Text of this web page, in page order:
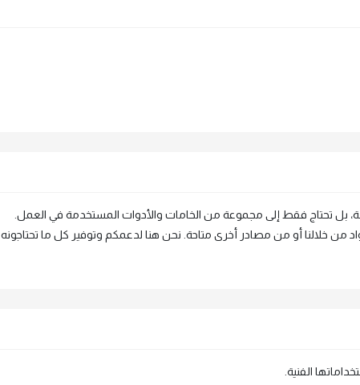
بل تحتاج فقط إلى مجموعة من الخامات والأدوات المستخدمة في العمل.
من خلالنا أو من مصادر أخرى متاحة. نحن هنا لدعمكم وتوفير كل ما تحتاجونه
الفنية.